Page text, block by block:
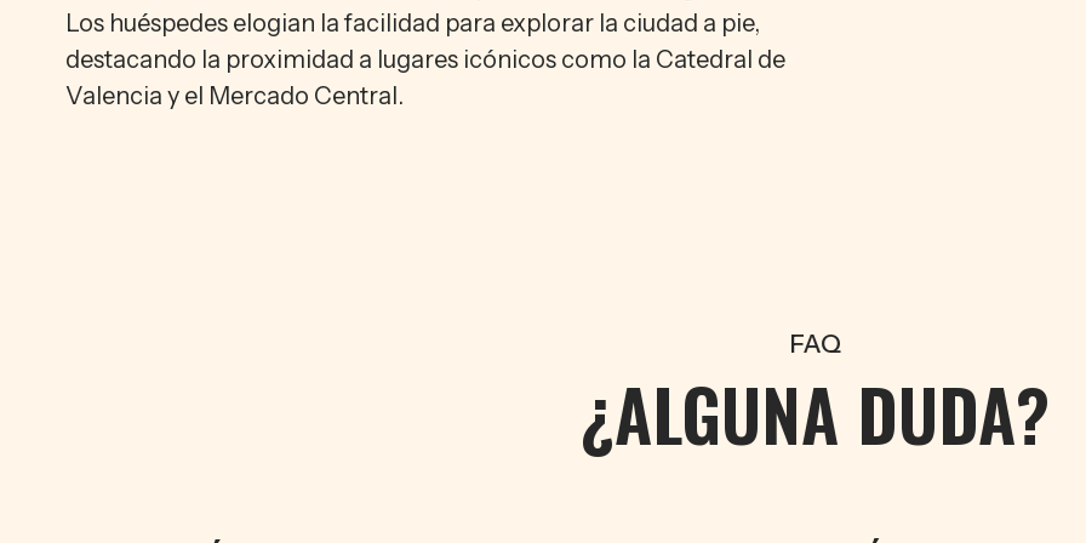
Los huéspedes elogian la facilidad para explorar la ciudad a pie,
destacando la proximidad a lugares icónicos como la Catedral de
Valencia y el Mercado Central.
FAQ
¿ALGUNA DUDA?